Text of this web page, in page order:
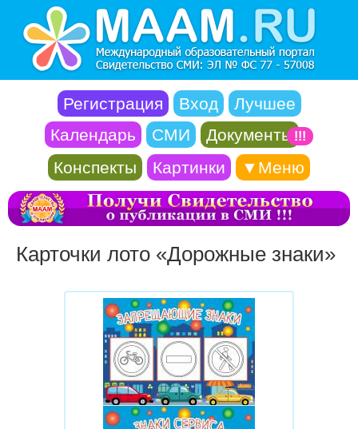
Регистрация Вход
Лучшее
Календарь
СМИ Документы !!!
Конспекты Картинки ▼Меню
Карточки лото «Дорожные знаки»